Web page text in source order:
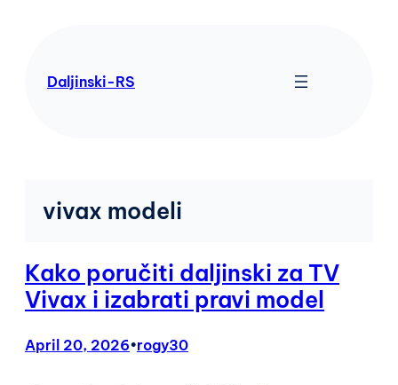
Daljinski-RS
vivax modeli
Kako poručiti daljinski za TV
Vivax i izabrati pravi model
April 20, 2026•rogy30